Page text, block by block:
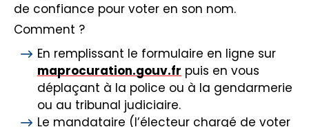
de confiance pour voter en son nom.
Comment ?
En remplissant le formulaire en ligne sur
maprocuration.gouv.fr puis en vous
déplaçant à la police ou à la gendarmerie
ou au tribunal judiciaire.
Le mandataire (l’électeur chargé de voter